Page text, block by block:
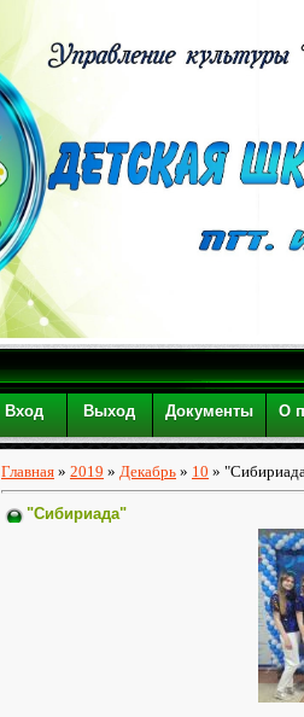
Вход Выход Документы О
Главная » 2019 » Декабрь » 10 »
"Сибириада"